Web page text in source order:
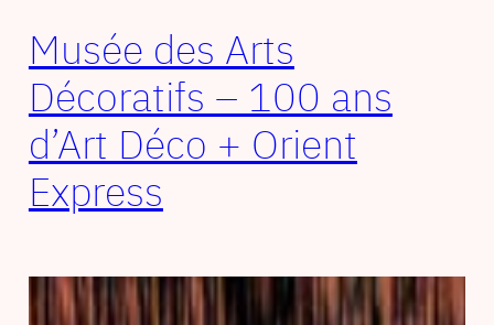
Musée des Arts
Décoratifs – 100 ans
d’Art Déco + Orient
Express